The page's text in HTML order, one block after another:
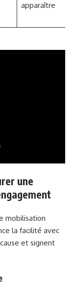
apparaître
une
mobilisation
la facilité avec
et signent